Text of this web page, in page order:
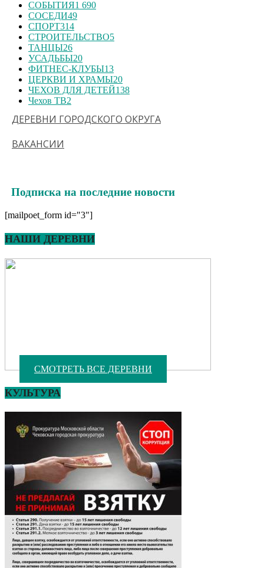
СОБЫТИЯ1 690
СОСЕДИ49
СПОРТ314
СТРОИТЕЛЬСТВО5
ТАНЦЫ26
УСАДЬБЫ20
ФИТНЕС-КЛУБЫ13
ЦЕРКВИ И ХРАМЫ20
ЧЕХОВ ДЛЯ ДЕТЕЙ138
Чехов ТВ2
ДЕРЕВНИ ГОРОДСКОГО ОКРУГА
ВАКАНСИИ
Подписка на последние новости
[mailpoet_form id="3"]
НАШИ ДЕРЕВНИ
СМОТРЕТЬ ВСЕ ДЕРЕВНИ
КУЛЬТУРА